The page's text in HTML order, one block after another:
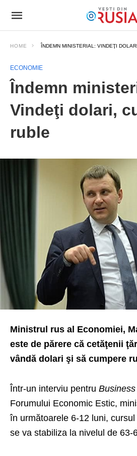
HOME ÎNDEMN MINISTERIAL: VINDEŢI
ECONOMIE
Îndemn
Vindeţi dolari,
ruble
Ministrul rus al Economiei,
este de părere că cetăţenii
vândă dolari şi să cumpere
Într-un interviu pentru
Forumului Economic Estic,
în următoarele 6-12 luni,
se va stabiliza la nivelul de 63-